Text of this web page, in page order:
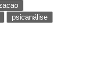
psicanálise